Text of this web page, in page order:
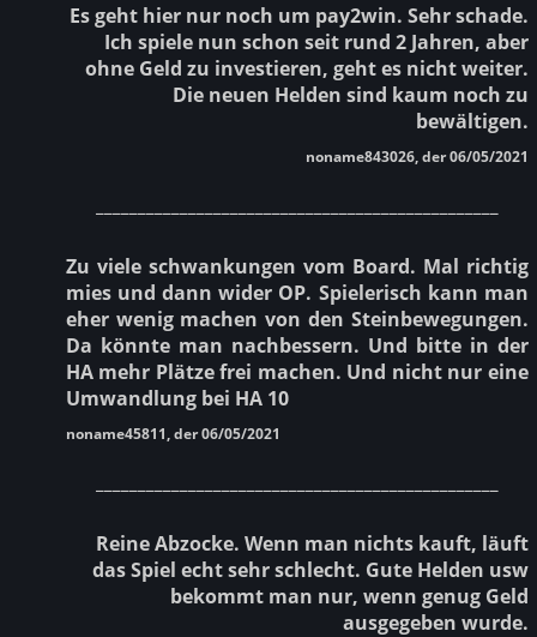
Es geht hier nur noch um pay2win. Sehr schade.
Ich spiele nun schon seit rund 2 Jahren, aber
ohne Geld zu investieren, geht es nicht weiter.
Die neuen Helden sind kaum noch zu
bewältigen.
noname843026, der 06/05/2021
Zu viele schwankungen vom Board. Mal richtig
mies und dann wider OP. Spielerisch kann man
eher wenig machen von den Steinbewegungen.
Da könnte man nachbessern. Und bitte in der
HA mehr Plätze frei machen. Und nicht nur eine
Umwandlung bei HA 10
noname45811, der 06/05/2021
Reine Abzocke. Wenn man nichts kauft, läuft
das Spiel echt sehr schlecht. Gute Helden usw
bekommt man nur, wenn genug Geld
ausgegeben wurde.